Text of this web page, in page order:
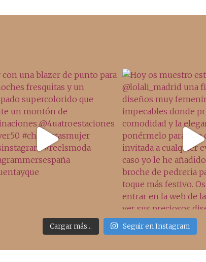
Cargar más... Seguir en Instagram